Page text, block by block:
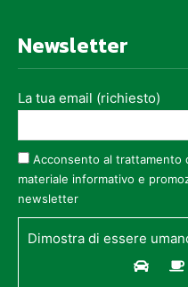
Newsletter
La tua email (richiesto)
Acconsento al trattamento
materiale informativo e
newsletter
Dimostra di essere